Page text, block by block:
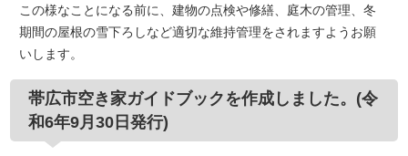
この様なことになる前に、建物の点検や修繕、庭木の管理、冬
期間の屋根の雪下ろしなど適切な維持管理をされますようお願
いします。
帯広市空き家ガイドブックを作成しました。(令
和6年9月30日発行)